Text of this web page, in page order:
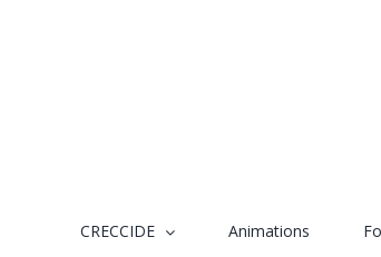
CRECCIDE Animations